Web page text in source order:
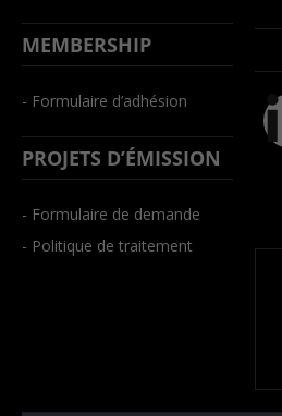
MEMBERSHIP
- Formulaire d’adhésion
PROJETS D’ÉMISSION
- Formulaire de demande
- Politique de traitement